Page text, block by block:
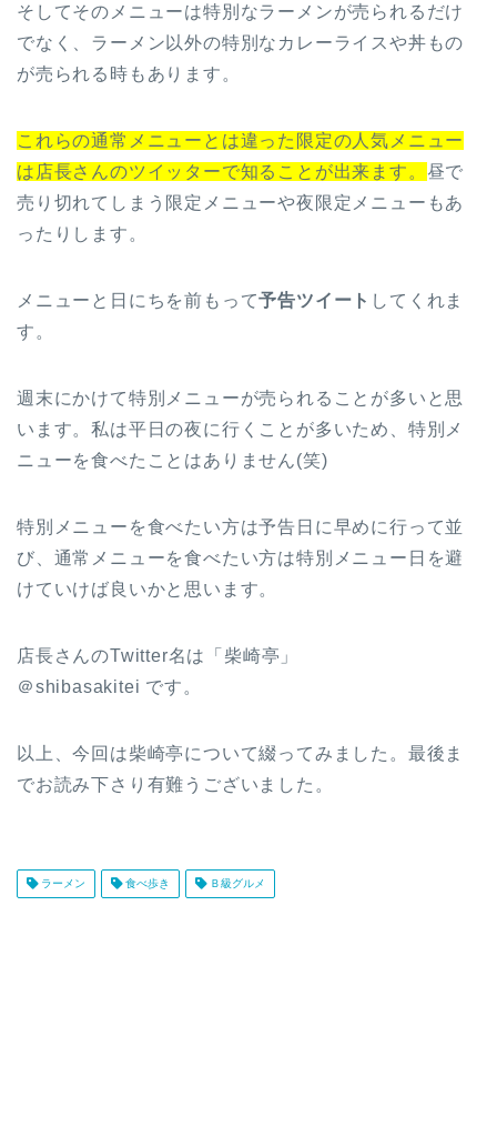
そしてそのメニューは特別なラーメンが売られるだけ
でなく、ラーメン以外の特別なカレーライスや丼もの
が売られる時もあります。
これらの通常メニューとは違った限定の人気メニュー
は店長さんのツイッターで知ることが出来ます。 昼で
売り切れてしまう限定メニューや夜限定メニューもあ
ったりします。
メニューと日にちを前もって予告ツイート してくれま
す。
週末にかけて特別メニューが売られることが多いと思
います。私は平日の夜に行くことが多いため、特別メ
ニューを食べたことはありません(笑)
特別メニューを食べたい方は予告日に早めに行って並
び、通常メニューを食べたい方は特別メニュー日を避
けていけば良いかと思います。
店長さんのTwitter名は「柴崎亭」
＠shibasakitei です。
以上、今回は柴崎亭について綴ってみました。最後ま
でお読み下さり有難うございました。
ラーメン 食べ歩き Ｂ級グルメ